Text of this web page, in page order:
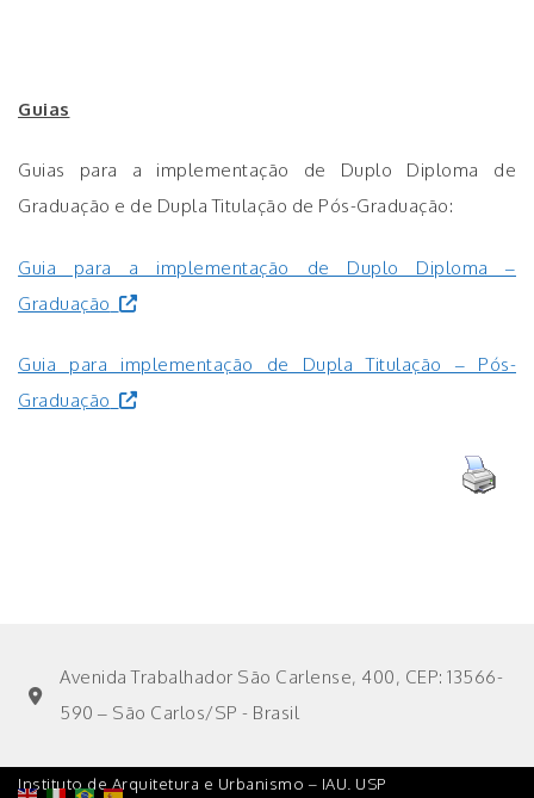
Guias
Guias para a implementação de Duplo Diploma de
Graduação e de Dupla Titulação de Pós-Graduação:
Guia para a implementação de Duplo Diploma –
Graduação
Guia para implementação de Dupla Titulação – Pós-
Graduação
Avenida Trabalhador São Carlense, 400, CEP: 13566-
590 – São Carlos/SP - Brasil
Instituto de Arquitetura e Urbanismo – IAU. USP